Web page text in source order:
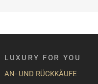
LUXURY FOR YOU
AN- UND RÜCKKÄUFE